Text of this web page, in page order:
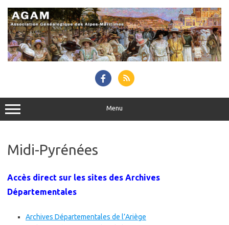
content
Menu
Midi-Pyrénées
Accès direct sur les sites des Archives
Départementales
Archives Départementales de l’Ariège